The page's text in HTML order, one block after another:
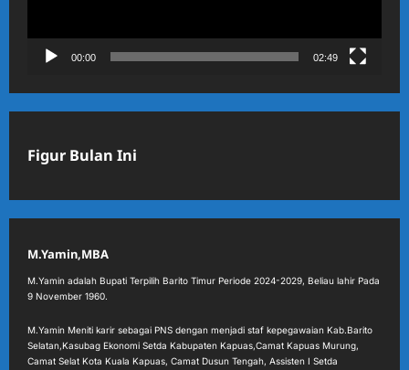
00:00 02:49
Figur Bulan Ini
M.Yamin,MBA
M.Yamin adalah Bupati Terpilih Barito Timur Periode 2024-2029, Beliau lahir Pada
9 November 1960.
M.Yamin Meniti karir sebagai PNS dengan menjadi staf kepegawaian Kab.Barito
Selatan,Kasubag Ekonomi Setda Kabupaten Kapuas,Camat Kapuas Murung,
Camat Selat Kota Kuala Kapuas, Camat Dusun Tengah, Assisten I Setda